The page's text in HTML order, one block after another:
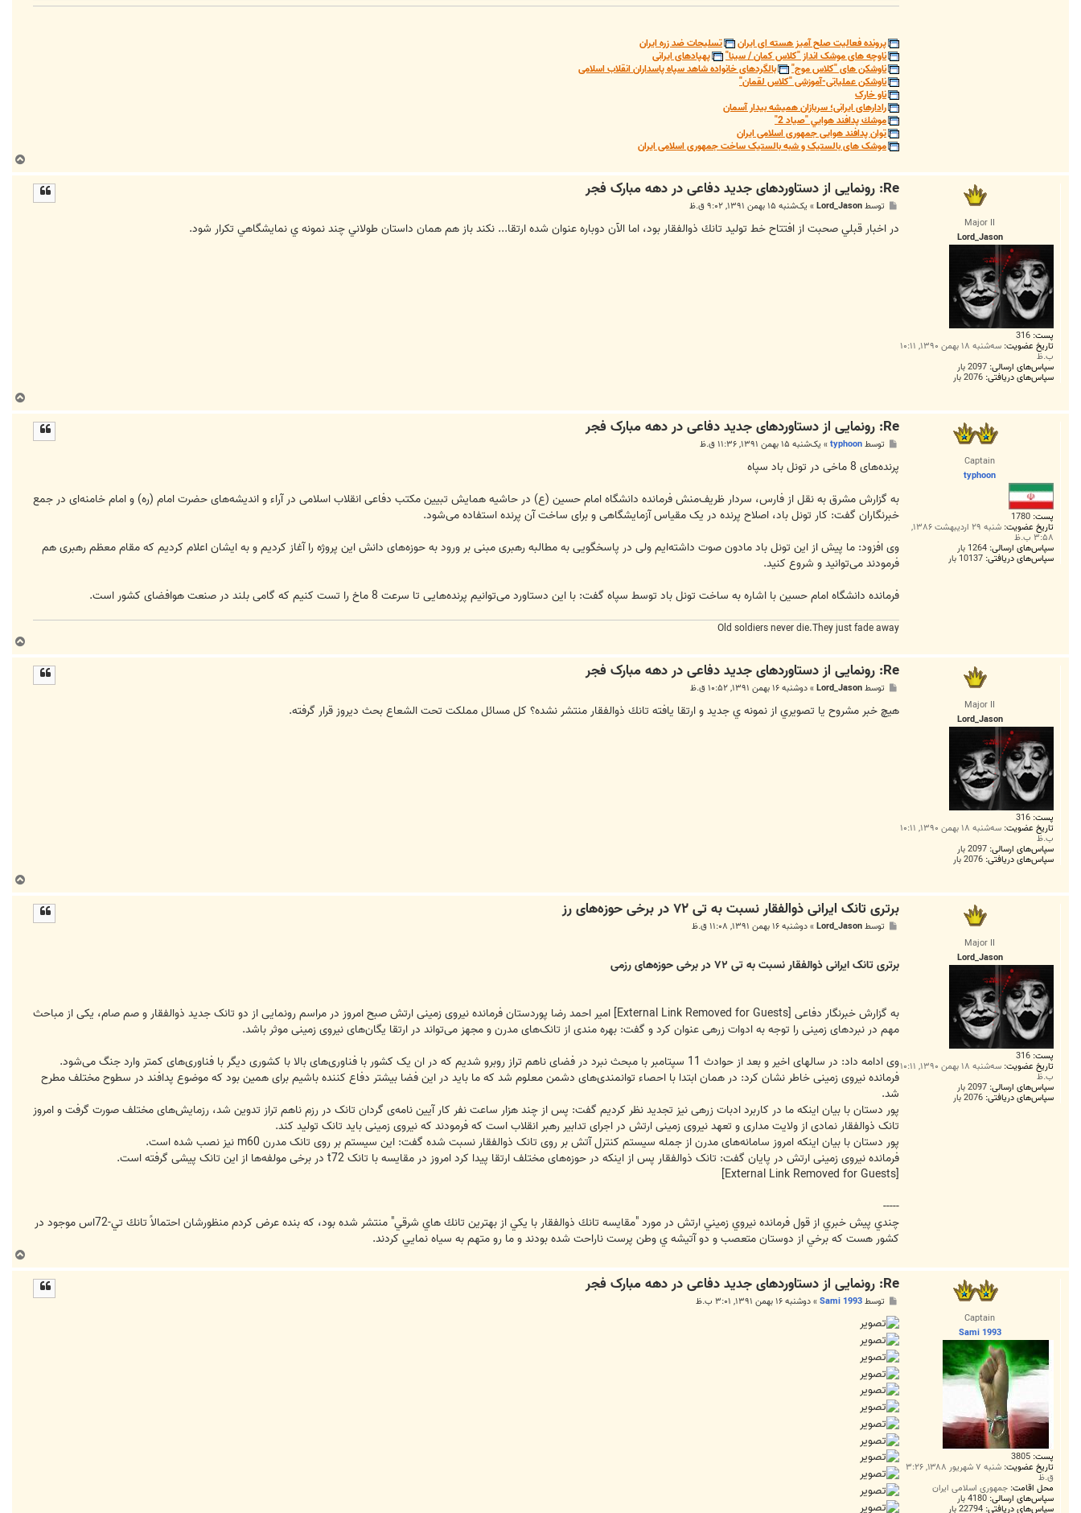
پرونده فعالیت صلح آمیز هسته ای ایران
تسلیحات ضد زره ایران
ناوچه های موشک انداز "کلاس کمان / سینا"
پهپادهای ایرانی
ناوشکن های "کلاس موج"
بالگردهای خانواده شاهد سپاه پاسداران انقلاب اسلامی
ناوشکن عملیاتی-آموزشی "کلاس لقمان"
ناو خارک
رادارهای ایرانی؛ سربازان همیشه بیدار آسمان
موشك پدافند هوايي "صياد 2"
توان پدافند هوایی جمهوری اسلامی ایران
موشک های بالستیک و شبه بالستیک ساخت جمهوری اسلامی ایران
ا
Major II
Lord_Jason
پست: 316
تاریخ عضویت: سه‌شنبه ۱۸ بهمن ۱۳۹۰, ۱۰:۱۱
ب.ظ
سپاس‌های ارسالی: 2097 بار
سپاس‌های دریافتی: 2076 بار
Re: رونمایی از دستاوردهای جدید دفاعی در دهه مبارک فجر
ت
توسطLord_Jason
» یک‌شنبه ۱۵ بهمن ۱۳۹۱, ۹:۰۲ ق.ظ
در اخبار قبلي صحبت از افتتاح خط توليد تانك ذوالفقار بود، اما الآن دوباره عنوان شده ارتقا... نكند باز هم همان داستان طولاني چند نمونه ي نمايشگاهي تكرار شود.
ا
Captain
typhoon
پست: 1780
تاریخ عضویت: شنبه ۲۹ اردیبهشت ۱۳۸۶,
۳:۵۸ ب.ظ
سپاس‌های ارسالی: 1264 بار
سپاس‌های دریافتی: 10137 بار
Re: رونمایی از دستاوردهای جدید دفاعی در دهه مبارک فجر
ت
توسطtyphoon
» یک‌شنبه ۱۵ بهمن ۱۳۹۱, ۱۱:۳۶ ق.ظ
پرنده‌های 8 ماخی در تونل باد سپاه
به گزارش مشرق به نقل از فارس، سردار ظریف‌منش فرمانده دانشگاه امام حسین (ع) در حاشیه همایش تبیین مکتب دفاعی انقلاب اسلامی در آراء و اندیشه‌های حضرت امام (ره) و امام خامنه‌ای در جمع
خبرنگاران گفت: کار تونل باد، اصلاح پرنده در یک مقیاس آزمایشگاهی و برای ساخت آن پرنده استفاده می‌شود.
وی افزود: ما پیش از این تونل باد مادون صوت داشته‌ایم ولی در پاسخگویی به مطالبه رهبری مبنی بر ورود به حوزه‌های دانش این پروژه را آغاز کردیم و به ایشان اعلام کردیم که مقام معظم رهبری هم
فرمودند می‌توانید و شروع کنید.
فرمانده دانشگاه امام حسین با اشاره به ساخت تونل باد توسط سپاه گفت: با این دستاورد می‌توانیم پرنده‌هایی تا سرعت 8 ماخ را تست کنیم که گامی بلند در صنعت هوافضای کشور است.
Old soldiers never die.They just fade away
ا
Major II
Lord_Jason
پست: 316
تاریخ عضویت: سه‌شنبه ۱۸ بهمن ۱۳۹۰, ۱۰:۱۱
ب.ظ
سپاس‌های ارسالی: 2097 بار
سپاس‌های دریافتی: 2076 بار
Re: رونمایی از دستاوردهای جدید دفاعی در دهه مبارک فجر
ت
توسطLord_Jason
»دوشنبه ۱۶ بهمن ۱۳۹۱, ۱۰:۵۲ ق.ظ
هيچ خبر مشروح يا تصويري از نمونه ي جديد و ارتقا يافته تانك ذوالفقار منتشر نشده؟ كل مسائل مملكت تحت الشعاع بحث ديروز قرار گرفته.
ا
Major II
Lord_Jason
پست: 316
تاریخ عضویت: سه‌شنبه ۱۸ بهمن ۱۳۹۰, ۱۰:۱۱
ب.ظ
سپاس‌های ارسالی: 2097 بار
سپاس‌های دریافتی: 2076 بار
برتری تانک ایرانی ذوالفقار نسبت به تی ۷۲ در برخی حوزه‌های رز
توسطLord_Jason
»دوشنبه ۱۶ بهمن ۱۳۹۱, ۱۱:۰۸ ق.ظ
برتری تانک ایرانی ذوالفقار نسبت به تی ۷۲ در برخی حوزه‌های رزمی
به گزارش خبرنگار دفاعی [External Link Removed for Guests]
امیر احمد رضا پوردستان فرمانده نیروی زمینی ارتش صبح امروز در مراسم رونمایی از دو تانک جدید ذوالفقار و صم صام، یکی از مباحث
مهم در نبردهای زمینی را توجه به ادوات زرهی عنوان کرد و گفت: بهره مندی از تانک‌های مدرن و مجهز می‌تواند در ارتقا یگان‌های نیروی زمینی موثر باشد.
وی ادامه داد: در سالهای اخیر و بعد از حوادث 11 سپتامبر با مبحث نبرد در فضای ناهم تراز روبرو شدیم که در ان یک کشور با فناوری‌های بالا با کشوری دیگر با فناوری‌های کمتر وارد جنگ می‌شود.
فرمانده نیروی زمینی خاطر نشان کرد: در همان ابتدا با احصاء توانمندی‌های دشمن معلوم شد که ما باید در این فضا بیشتر دفاع کننده باشیم برای همین بود که موضوع پدافند در سطوح مختلف مطرح
شد.
پور دستان با بیان اینکه ما در کاربرد ادبات زرهی نیز تجدید نظر کردیم گفت: پس از چند هزار ساعت نفر کار آیین نامه‌ی گردان تانک در رزم ناهم تراز تدوین شد، رزمایش‌های مختلف صورت گرفت و امروز
تانک ذوالفقار نمادی از ولایت مداری و تعهد نیروی زمینی ارتش در اجرای تدابیر رهبر انقلاب است که فرمودند که نیروی زمینی باید تانک تولید کند.
پور دستان با بیان اینکه امروز سامانه‌های مدرن از جمله سیستم کنترل آتش بر روی تانک ذوالفقار نسبت شده گفت: این سیستم بر روی تانک مدرن m60 نیز نصب شده است.
فرمانده نیروی زمینی ارتش در پایان گفت: تانک ذوالفقار پس از اینکه در حوزه‌های مختلف ارتقا پیدا کرد امروز در مقایسه با تانک t72 در برخی مولفه‌ها از این تانک پیشی گرفته است.
[External Link Removed for Guests]
-----
چندي پيش خبري از قول فرمانده نيروي زميني ارتش در مورد "مقايسه تانك ذوالفقار با يكي از بهترين تانك هاي شرقي" منتشر شده بود، كه بنده عرض كردم منظورشان احتمالاً تانك تي-72اس موجود در
كشور هست كه برخي از دوستان متعصب و دو آتيشه ي وطن پرست ناراحت شده بودند و ما رو متهم به سياه نمايي كردند.
ا
Captain
Sami 1993
پست: 3805
تاریخ عضویت: شنبه ۷ شهریور ۱۳۸۸, ۳:۲۶
ق.ظ
محل اقامت: جمهوری اسلامی ایران
سپاس‌های ارسالی: 4180 بار
سپاس‌های دریافتی: 22794 بار
Re: رونمایی از دستاوردهای جدید دفاعی در دهه مبارک فجر
ت
توسطSami 1993
»دوشنبه ۱۶ بهمن ۱۳۹۱, ۳:۰۱ ب.ظ